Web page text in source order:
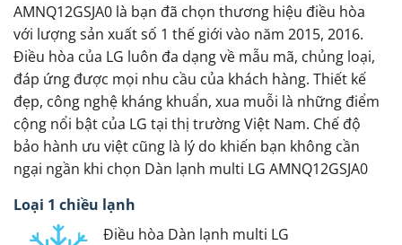
AMNQ12GSJA0 là bạn đã chọn thương hiệu điều hòa
với lượng sản xuất số 1 thế giới vào năm 2015, 2016.
Điều hòa của LG luôn đa dạng về mẫu mã, chủng loại,
đáp ứng được mọi nhu cầu của khách hàng. Thiết kế
đẹp, công nghệ kháng khuẩn, xua muỗi là những điểm
cộng nổi bật của LG tại thị trường Việt Nam. Chế độ
bảo hành ưu việt cũng là lý do khiến bạn không cần
ngại ngần khi chọn Dàn lạnh multi LG AMNQ12GSJA0
Loại 1 chiều lạnh
Điều hòa Dàn lạnh multi LG